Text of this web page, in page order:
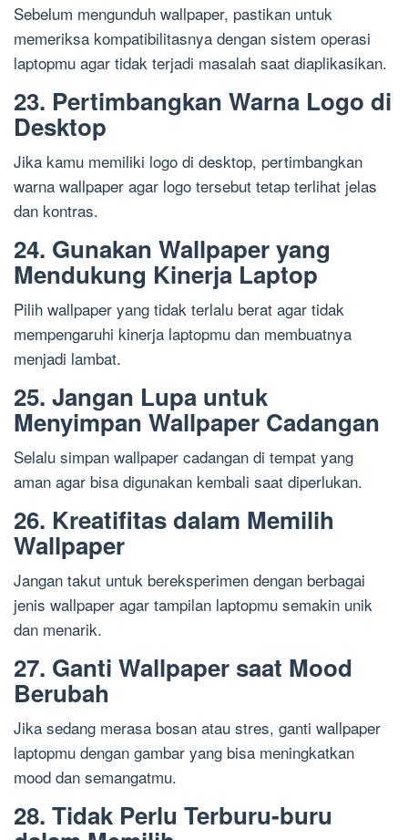
Sebelum mengunduh wallpaper, pastikan untuk
memeriksa kompatibilitasnya dengan sistem operasi
laptopmu agar tidak terjadi masalah saat diaplikasikan.
23. Pertimbangkan Warna Logo di
Desktop
Jika kamu memiliki logo di desktop, pertimbangkan
warna wallpaper agar logo tersebut tetap terlihat jelas
dan kontras.
24. Gunakan Wallpaper yang
Mendukung Kinerja Laptop
Pilih wallpaper yang tidak terlalu berat agar tidak
mempengaruhi kinerja laptopmu dan membuatnya
menjadi lambat.
25. Jangan Lupa untuk
Menyimpan Wallpaper Cadangan
Selalu simpan wallpaper cadangan di tempat yang
aman agar bisa digunakan kembali saat diperlukan.
26. Kreatifitas dalam Memilih
Wallpaper
Jangan takut untuk bereksperimen dengan berbagai
jenis wallpaper agar tampilan laptopmu semakin unik
dan menarik.
27. Ganti Wallpaper saat Mood
Berubah
Jika sedang merasa bosan atau stres, ganti wallpaper
laptopmu dengan gambar yang bisa meningkatkan
mood dan semangatmu.
28. Tidak Perlu Terburu-buru